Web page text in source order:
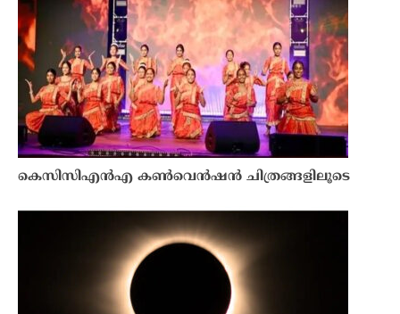
കെസിസിഎൻഎ കൺവെൻഷൻ ചിത്രങ്ങളിലൂടെ